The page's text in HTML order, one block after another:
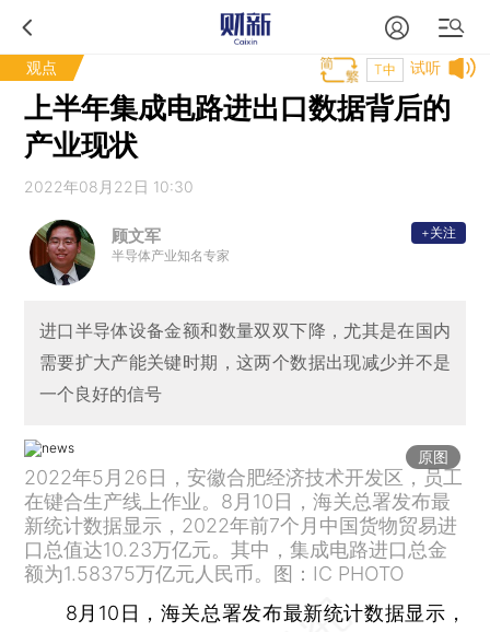
观点 试听
T中
上半年集成电路进出口数据背后的
产业现状
2022年08月22日 10:30
顾文军
半导体产业知名专家
+关注
进口半导体设备金额和数量双双下降，尤其是在国内
需要扩大产能关键时期，这两个数据出现减少并不是
一个良好的信号
原图
2022年5月26日，安徽合肥经济技术开发区，员工
在键合生产线上作业。8月10日，海关总署发布最
新统计数据显示，2022年前7个月中国货物贸易进
口总值达10.23万亿元。其中，集成电路进口总金
额为1.58375万亿元人民币。图：IC PHOTO
8月10日，海关总署发布最新统计数据显示，